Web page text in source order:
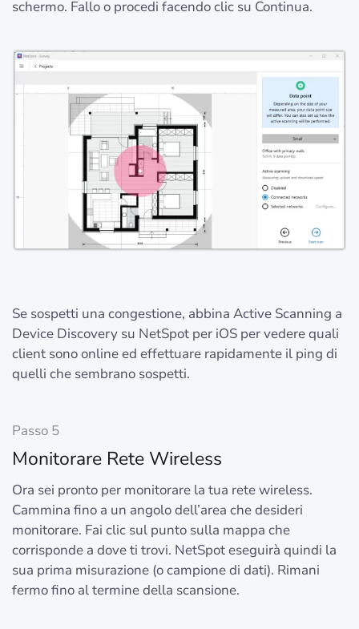
schermo. Fallo o procedi facendo clic su Continua.
Se sospetti una congestione, abbina Active Scanning a
Device Discovery su NetSpot per iOS per vedere quali
client sono online ed effettuare rapidamente il ping di
quelli che sembrano sospetti.
Passo 5
Monitorare Rete Wireless
Ora sei pronto per monitorare la tua rete wireless.
Cammina fino a un angolo dell’area che desideri
monitorare. Fai clic sul punto sulla mappa che
corrisponde a dove ti trovi. NetSpot eseguirà quindi la
sua prima misurazione (o campione di dati). Rimani
fermo fino al termine della scansione.